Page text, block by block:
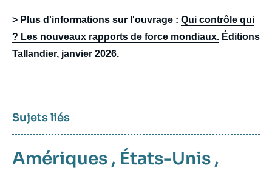
> Plus d'informations sur l'ouvrage : Qui contrôle qui
? Les nouveaux rapports de force mondiaux. Éditions
Tallandier, janvier 2026.
Sujets liés
Amériques , États-Unis ,